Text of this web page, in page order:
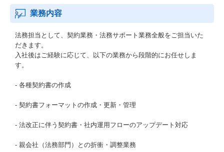
業務内容
法務担当として、契約業務・法務サポート業務全般をご担当いた
だきます。
入社後はご経験に応じて、以下の業務から段階的にお任せしま
す。
- 各種契約書の作成
- 契約書フォーマットの作成・更新・管理
- 法改正に伴う契約書・社内運用フローのアップデート対応
- 親会社（法務部門）との折衝・調整業務